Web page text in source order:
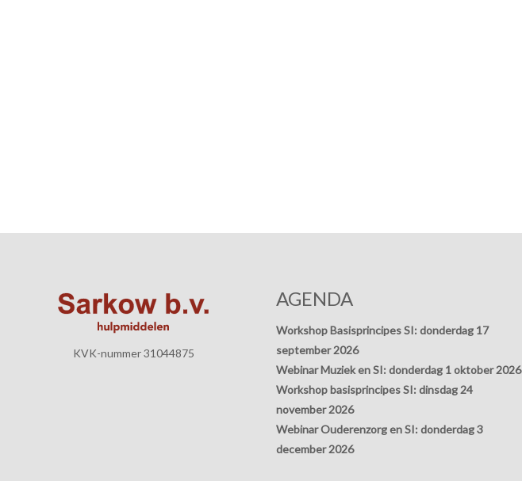
KVK-nummer 31044875
AGENDA
Workshop Basisprincipes SI: donderdag 17
september 2026
Webinar Muziek en SI: donderdag 1 oktober 2026
Workshop basisprincipes SI: dinsdag 24
november 2026
Webinar Ouderenzorg en SI: donderdag 3
december 2026